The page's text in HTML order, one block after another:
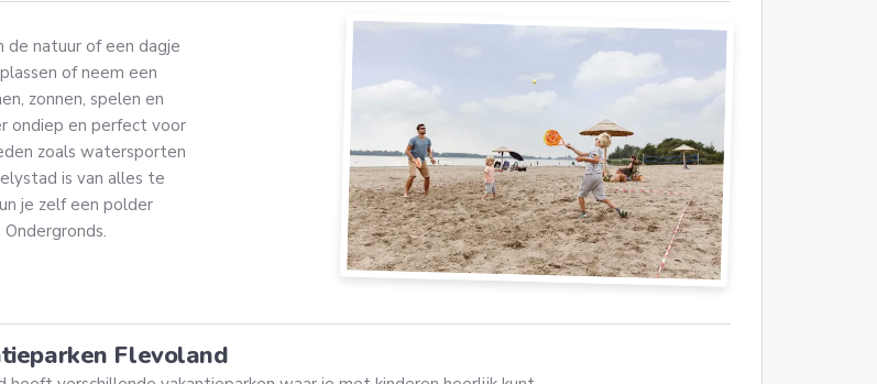
de natuur of een dagje
of neem een
zonnen, spelen en
ondiep en perfect voor
zoals watersporten
is van alles te
je zelf een polder
Flevoland